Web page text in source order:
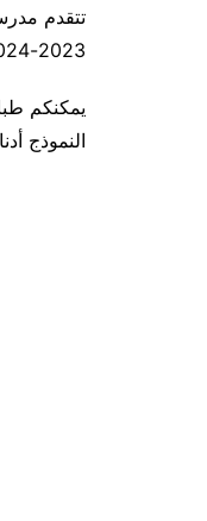
تتقدم
2023-2024م، وتتمنى لهم دوام التفوق والتميز والإبداع.
النموذج